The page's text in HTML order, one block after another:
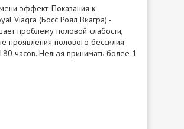
эффект. Показания к
Viagra (Босс Роял Виагра) -
проблему половой слабости,
проявления полового бессилия
часов. Нельзя принимать более 1